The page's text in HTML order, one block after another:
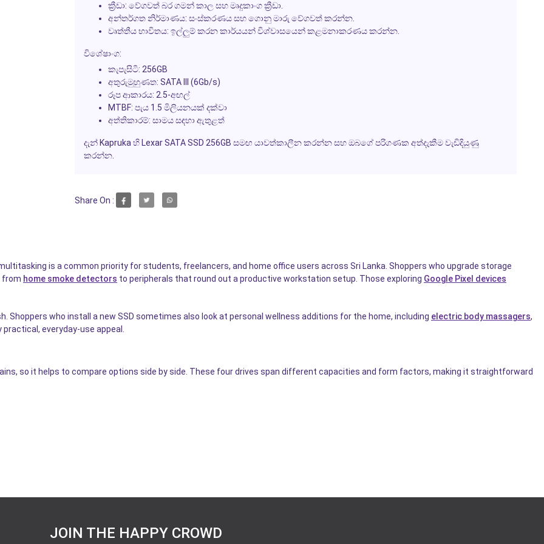
ක්‍රීඩා: වේගවත් බර ගමන් කාල සහ මෘදුකාංග ක්‍රීඩා.
අන්තර්ගත නිර්මාණය: සංස්කරණය සහ ගොනු මාරු වේගවත් කරන්න.
වෘත්තීය භාවිතය: ඉල්ලුම් කරන කාර්යයන් විශ්වාසයෙන් කළමනාකරණය කරන්න.
විශේෂාංග:
කැපැසිටි: 256GB
අතුරුමුහුණත: SATA III (6Gb/s)
රූප ආකාරය: 2.5-අඟල්
MTBF: පැය 1.5 මිලියනයක් දක්වා
අත්තිකාරම්: සාමය සඳහා ඇතුළත්
දැන් Kapruka හි Lexar SATA SSD 256GB සමඟ යාවත්කාලීන කරන්න සහ ඔබගේ පරිගණක අත්දැකීම වැඩිදියුණු
කරන්න.
Share On :
is a common priority for students, freelancers, and home office users across Sri Lanka. Shoppers who upgrade storage
from home smoke detectors to peripherals that round out a productive workstation setup. Those exploring Google Pixel devices
who install a new SSD sometimes also look at personal wellness additions for the home, including electric body massagers,
everyday-use appeal.
so it helps to compare options side by side. These four drives span different capacities and form factors, making it straightforward
JOIN THE HAPPY CROWD